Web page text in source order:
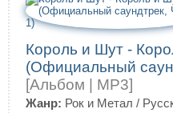
Король и Шут -
(Официальный
[Альбом | MP3]
Жанр: Рок и Метал /